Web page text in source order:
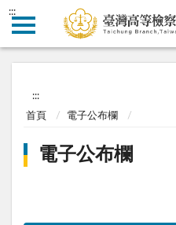
:::
:::
首頁 電子公布欄
電子公布欄